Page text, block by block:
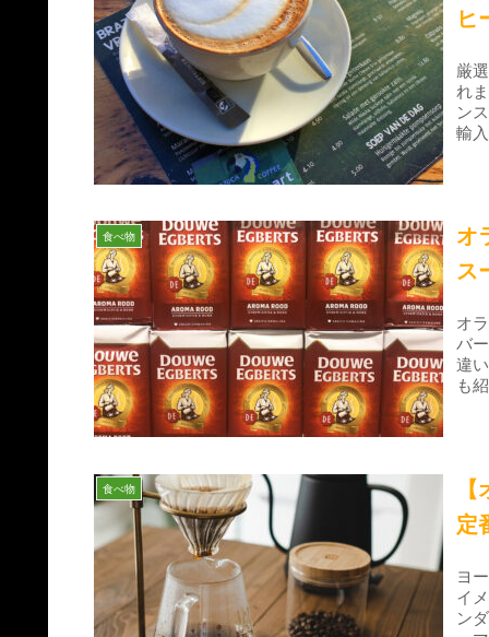
ヒ
厳
れ
ン
輸
食べ物
オ
ス
オ
バ
違
も
食べ物
定
ヨ
イ
ン